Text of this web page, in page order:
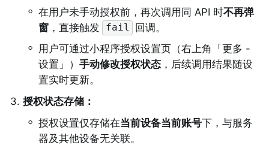
◦ 在用户未手动授权前，再次调用同 API 时不再弹
窗 ，直接触发 fail 回调。
◦ 用户可通过小程序授权设置页（右上角「更多 -
设置」）手动修改授权状态 ，后续调用结果随设
置实时更新。
3. 授权状态存储：
◦ 授权设置仅存储在当前设备当前账号下，与服务
器及其他设备无关联。